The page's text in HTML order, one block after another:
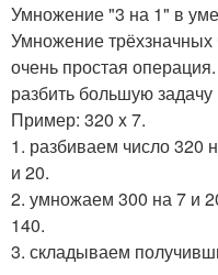
Умножение "3 на 1" в
Умножение трёхзначных
очень простая
разбить большую
Пример: 320 x 7.
1. разбиваем число 320
и 20.
2. умножаем 300 на 7 и
140.
3. складываем